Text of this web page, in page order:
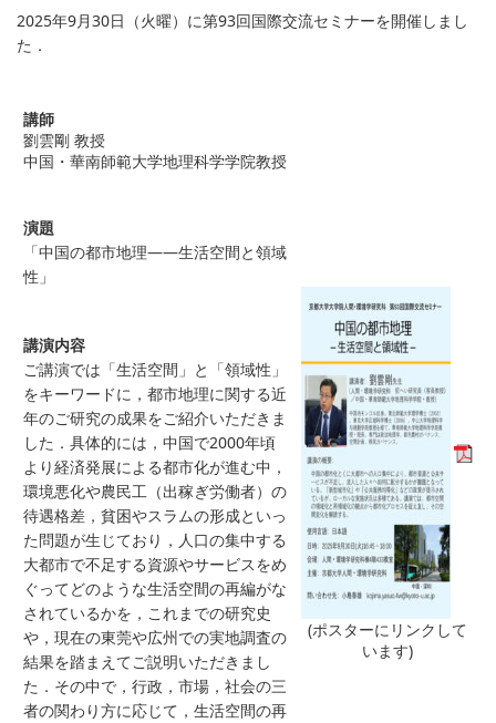
2025年9月30日（火曜）に第93回国際交流セミナーを開催しまし
た．
講師
劉雲剛 教授
中国・華南師範大学地理科学学院教授
演題
「中国の都市地理――生活空間と領域
性」
講演内容
ご講演では「生活空間」と「領域性」
をキーワードに，都市地理に関する近
年のご研究の成果をご紹介いただきま
した．具体的には，中国で2000年頃
より経済発展による都市化が進む中，
環境悪化や農民工（出稼ぎ労働者）の
待遇格差，貧困やスラムの形成といっ
た問題が生じており，人口の集中する
大都市で不足する資源やサービスをめ
ぐってどのような生活空間の再編がな
されているかを，これまでの研究史
や，現在の東莞や広州での実地調査の
結果を踏まえてご説明いただきまし
た．その中で，行政，市場，社会の三
者の関わり方に応じて，生活空間の再
(ポスターにリンクして
います)